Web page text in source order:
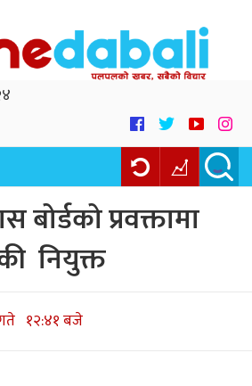
बोर्डको प्रवक्तामा
नियुक्त
१२:४१ बजे